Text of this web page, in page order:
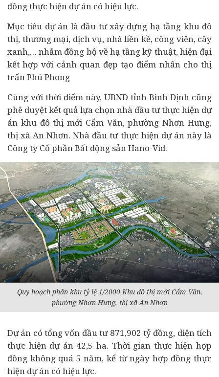
đồng thực hiện dự án có hiệu lực.
Mục tiêu dự án là đầu tư xây dựng hạ tầng khu đô
thị, thương mại, dịch vụ, nhà liền kề, công viên, cây
xanh,… nhằm đồng bộ về hạ tầng kỹ thuật, hiện đại
kết hợp với cảnh quan đẹp tạo điểm nhấn cho thị
trấn Phú Phong
Cùng với thời điểm này, UBND tỉnh Bình Định cũng
phê duyệt kết quả lựa chọn nhà đầu tư thực hiện dự
án khu đô thị mới Cẩm Văn, phường Nhơn Hưng,
thị xã An Nhơn. Nhà đầu tư thực hiện dự án này là
Công ty Cổ phầnBất động sảnHano-Vid.
Quy hoạch phân khu tỷ lệ 1/2000 Khu đô thị mới Cẩm Văn,
phường Nhơn Hưng, thị xã An Nhơn
Dự án có tổng vốn đầu tư 871,902 tỷ đồng, diện tích
thực hiện dự án 42,5 ha. Thời gian thực hiện hợp
đồng không quá 5 năm, kể từ ngày hợp đồng thực
hiện dự án có hiệu lực.